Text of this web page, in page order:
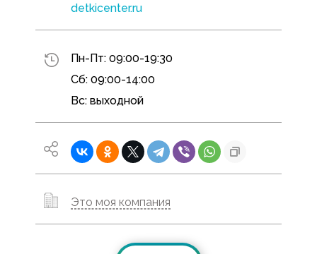
detkicenter.ru
Пн-Пт: 09:00-19:30
Сб: 09:00-14:00
Вс: выходной
Это моя компания